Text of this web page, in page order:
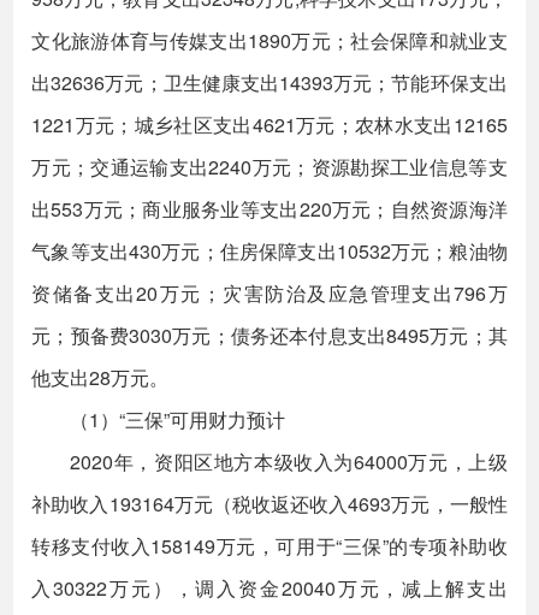
文化旅游体育与传媒支出1890万元；社会保障和就业支
出32636万元；卫生健康支出14393万元；节能环保支出
1221万元；城乡社区支出4621万元；农林水支出12165
万元；交通运输支出2240万元；资源勘探工业信息等支
出553万元；商业服务业等支出220万元；自然资源海洋
气象等支出430万元；住房保障支出10532万元；粮油物
资储备支出20万元；灾害防治及应急管理支出796万
元；预备费3030万元；债务还本付息支出8495万元；其
他支出28万元。
（1）“三保”可用财力预计
2020年，资阳区地方本级收入为64000万元，上级
补助收入193164万元（税收返还收入4693万元，一般性
转移支付收入158149万元，可用于“三保”的专项补助收
入30322万元），调入资金20040万元，减上解支出